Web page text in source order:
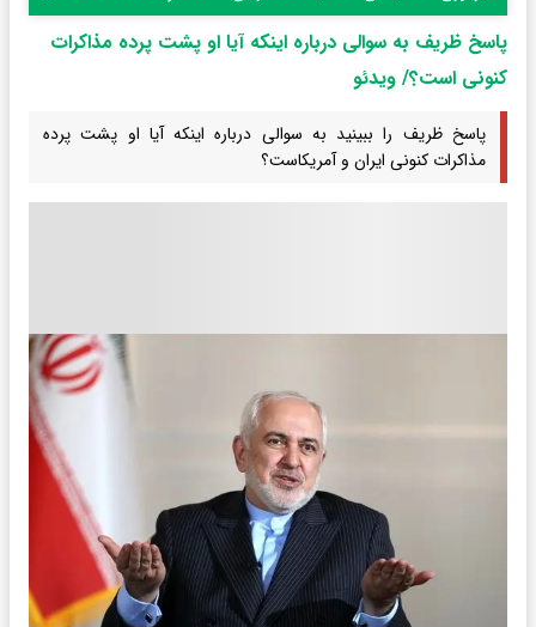
پاسخ ظریف به سوالی درباره اینکه آیا او پشت پرده مذاکرات
کنونی است؟/ ویدئو
پاسخ ظریف را ببینید به سوالی درباره اینکه آیا او پشت پرده
مذاکرات کنونی ایران و آمریکاست؟